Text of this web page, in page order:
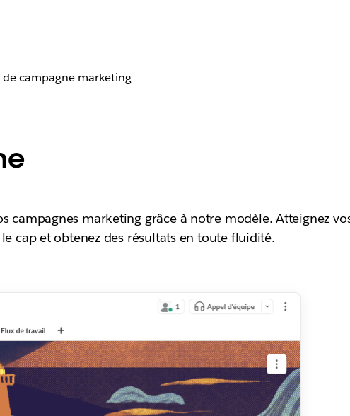
campagne marketing
campagnes marketing grâce à notre modèle. Atteignez
cap et obtenez des résultats en toute fluidité.